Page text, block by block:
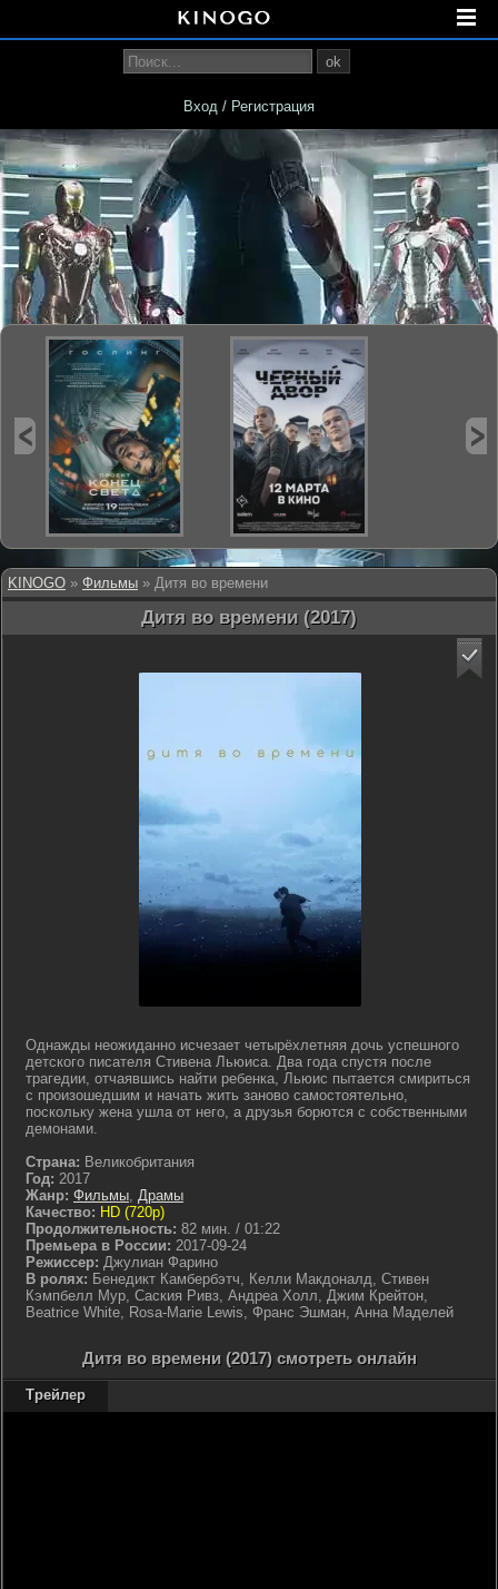
KINOGO » Фильмы » Дитя во времени
Дитя во времени (2017)
Однажды неожиданно исчезает четырёхлетняя дочь успешного
детского писателя Стивена Льюиса. Два года спустя после
трагедии, отчаявшись найти ребенка, Льюис пытается смириться
с произошедшим и начать жить заново самостоятельно,
поскольку жена ушла от него, а друзья борются с собственными
демонами.
Страна: Великобритания
Год: 2017
Жанр: Фильмы, Драмы
Качество: HD (720p)
Продолжительность: 82 мин. / 01:22
Премьера в России: 2017-09-24
Режиссер: Джулиан Фарино
В ролях: Бенедикт Камбербэтч, Келли Макдоналд, Стивен
Кэмпбелл Мур, Саския Ривз, Андреа Холл, Джим Крейтон,
Beatrice White, Rosa-Marie Lewis, Франс Эшман, Анна Маделей
Дитя во времени (2017) смотреть онлайн
Трейлер
ok
Вход / Регистрация